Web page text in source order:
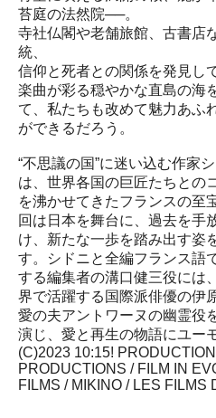
苔庭の法然院──。
寺社仏閣や老舗旅館、古書店
統、
信仰と死者との関係を発見し
楽曲が彩る穏やかな直島の海
て、私たちも改めて魅力あふ
ができるだろう。
“不思議の国”に迷い込む作家
は、世界各国の巨匠たちとの
を沸かせてきたフランスの至
回は日本を舞台に、過去を手
け、新たな一歩を踏み出す姿
す。シドニと全編フランス語
する編集者の溝口健三役には
界で活躍する国際派俳優の伊
愛の夫アントワーヌの幽霊役
演じ、愛と再生の物語にユー
(C)2023 10:15!
PRODUCTIONS / FILM IN
FILMS / MIKINO / LES FILMS